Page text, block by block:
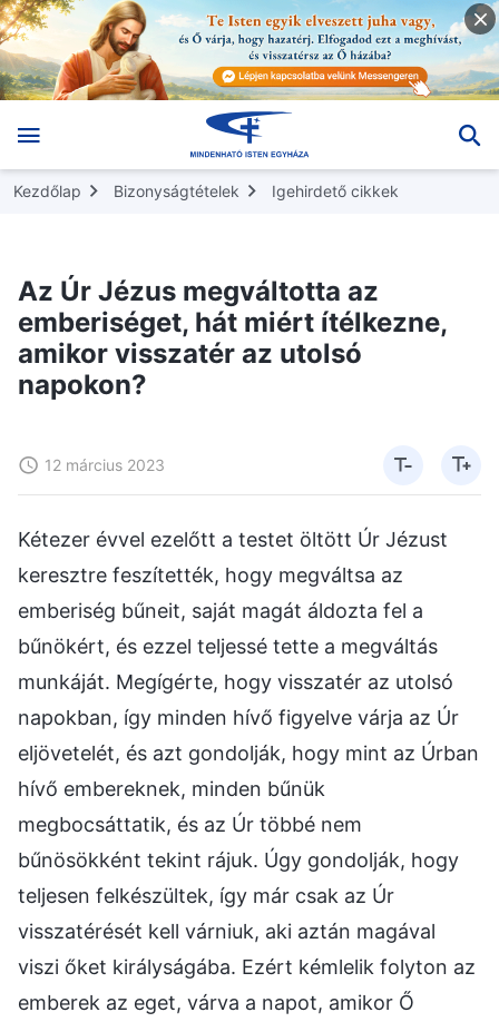
Kezdőlap Bizonyságtételek Igehirdető cikkek
Az Úr Jézus megváltotta az
emberiséget, hát miért ítélkezne,
amikor visszatér az utolsó
napokon?
12 március 2023
Kétezer évvel ezelőtt a testet öltött Úr Jézust
keresztre feszítették, hogy megváltsa az
emberiség bűneit, saját magát áldozta fel a
bűnökért, és ezzel teljessé tette a megváltás
munkáját. Megígérte, hogy visszatér az utolsó
napokban, így minden hívő figyelve várja az Úr
eljövetelét, és azt gondolják, hogy mint az Úrban
hívő embereknek, minden bűnük
megbocsáttatik, és az Úr többé nem
bűnösökként tekint rájuk. Úgy gondolják, hogy
teljesen felkészültek, így már csak az Úr
visszatérését kell várniuk, aki aztán magával
viszi őket királyságába. Ezért kémlelik folyton az
emberek az eget, várva a napot, amikor Ő